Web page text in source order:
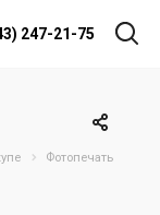
247-21-75
Фотопечать